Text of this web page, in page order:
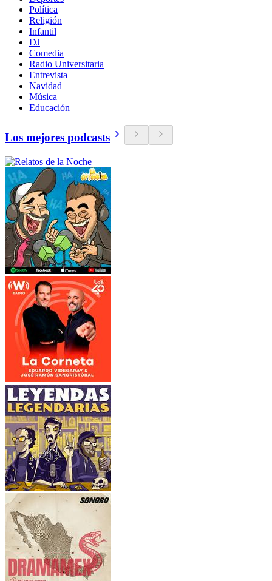
Política
Religión
Infantil
DJ
Comedia
Radio Universitaria
Entrevista
Navidad
Música
Educación
Los mejores podcasts